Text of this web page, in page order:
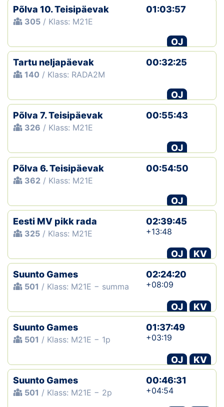
Põlva 10. Teisipäevak
305 / Klass: M21E
01:03:57
OJ
Tartu neljapäevak
140 / Klass: RADA2M
00:32:25
OJ
Põlva 7. Teisipäevak
326 / Klass: M21E
00:55:43
OJ
Põlva 6. Teisipäevak
362 / Klass: M21E
00:54:50
OJ
Eesti MV pikk rada
325 / Klass: M21E
02:39:45
+13:48
OJ
KV
Suunto Games
501 / Klass: M21E − summa
02:24:20
+08:09
OJ
KV
Suunto Games
501 / Klass: M21E − 1p
01:37:49
+03:19
OJ
KV
Suunto Games
501 / Klass: M21E − 2p
00:46:31
+04:54